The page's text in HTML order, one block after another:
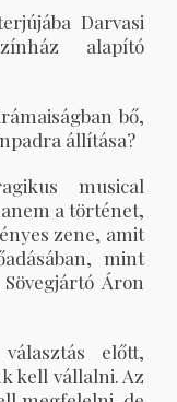
Darvasi
alapító
bő,
állítása?
musical
a történet,
zene, amit
mint
Áron
előtt,
kell vállalni. Az